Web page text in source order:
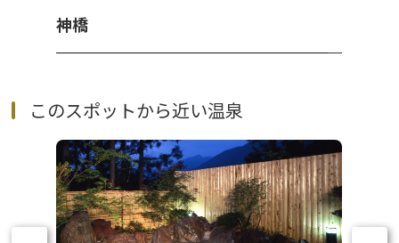
神橋
このスポットから近い温泉